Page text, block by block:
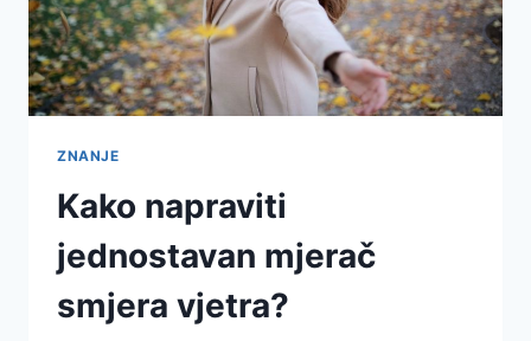
ZNANJE
Kako napraviti
jednostavan mjerač
smjera vjetra?